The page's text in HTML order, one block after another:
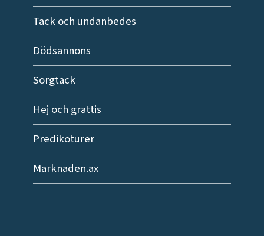
Tack och undanbedes
Dödsannons
Sorgtack
Hej och grattis
Predikoturer
Marknaden.ax